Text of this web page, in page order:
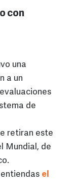
con
una
a un
de
retiran este
Mundial, de
el